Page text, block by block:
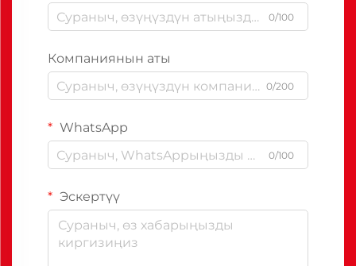
0/100
Компаниянын аты
0/200
WhatsApp
0/100
Эскертүү